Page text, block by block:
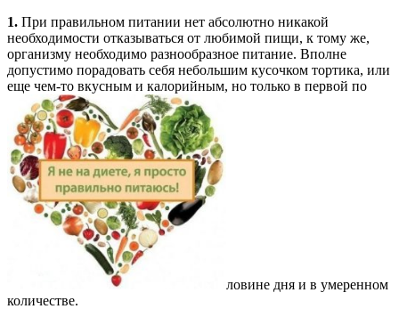
1. При правильном питании нет абсолютно никакой
необходимости отказываться от любимой пищи, к тому же,
организму необходимо разнообразное питание. Вполне
допустимо порадовать себя небольшим кусочком тортика, или
еще чем-то вкусным и калорийным, но только в первой по
ловине дня и в умеренном
количестве.